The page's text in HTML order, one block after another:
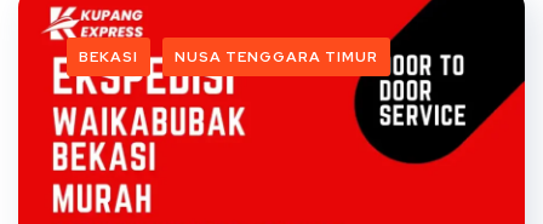
BEKASI NUSA TENGGARA TIMUR